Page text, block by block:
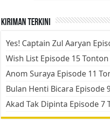
Kiriman Terkini
Yes! Captain Zul Aaryan
Wish List Episode 15
Anom Suraya Episode 11
Bulan Henti Bicara Episode
Akad Tak Dipinta Episode 7